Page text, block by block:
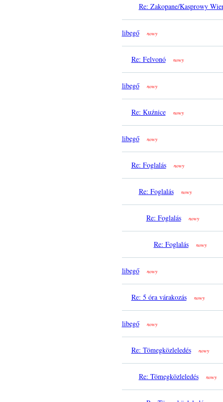
Re: Zakopane/Kasprowy
libegő nowy
Re: Felvonó nowy
libegő nowy
Re: Kuźnice nowy
libegő nowy
Re: Foglalás nowy
Re: Foglalás nowy
Re: Foglalás nowy
Re: Foglalás nowy
libegő nowy
Re: 5 óra várakozás nowy
libegő nowy
Re: Tömegközleledés nowy
Re: Tömegközleledés nowy